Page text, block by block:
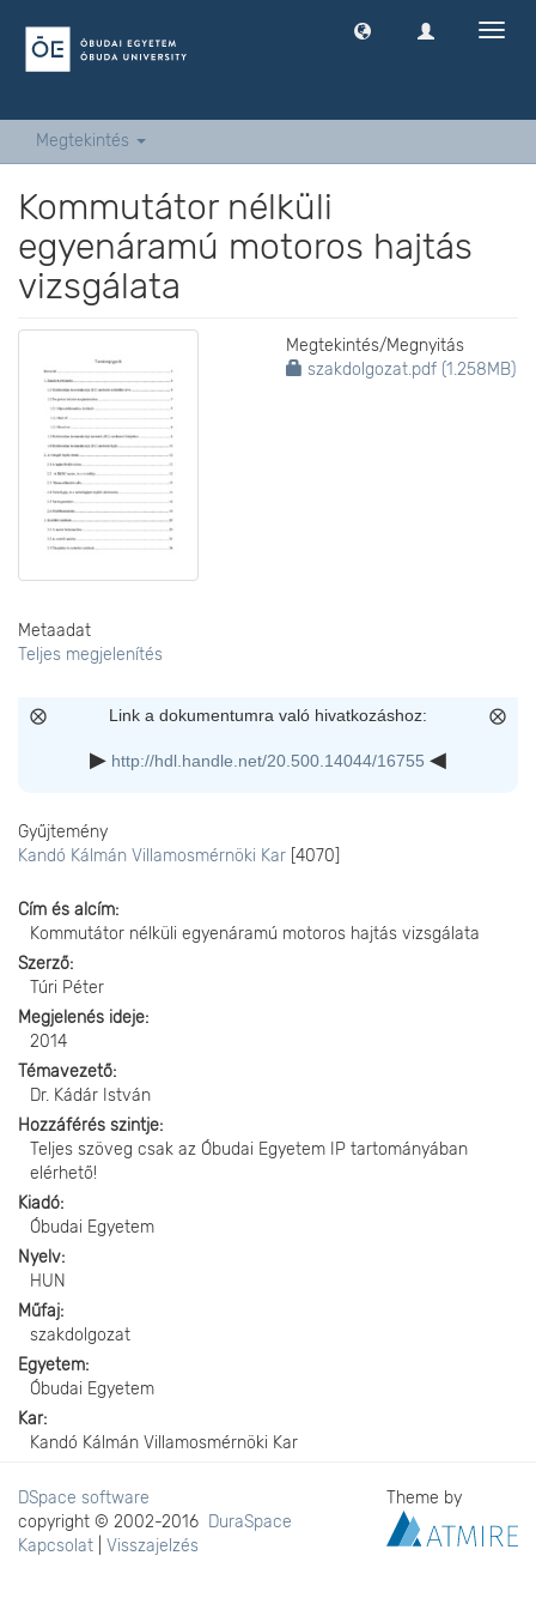
Megtekintés
Kommutátor nélküli
egyenáramú motoros hajtás
vizsgálata
Megtekintés/Megnyitás
szakdolgozat.pdf (1.258MB)
Metaadat
Teljes megjelenítés
Link a dokumentumra való hivatkozáshoz:
http://hdl.handle.net/20.500.14044/16755
Gyűjtemény
Kandó Kálmán Villamosmérnöki Kar [4070]
Cím és alcím
Kommutátor nélküli egyenáramú motoros hajtás vizsgálata
Szerző
Túri Péter
Megjelenés ideje
2014
Témavezető
Dr. Kádár István
Hozzáférés szintje
Teljes szöveg csak az Óbudai Egyetem IP tartományában
elérhető!
Kiadó
Óbudai Egyetem
Nyelv
HUN
Műfaj
szakdolgozat
Egyetem
Óbudai Egyetem
Kar
Kandó Kálmán Villamosmérnöki Kar
DSpace software
copyright © 2002-2016 DuraSpace
Kapcsolat
Visszajelzés
Theme by